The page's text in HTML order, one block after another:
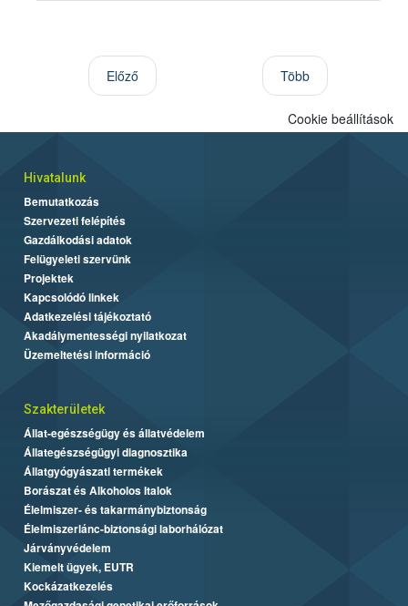
Előző Több
Cookie beállítások
Hivatalunk
Bemutatkozás
Szervezeti felépítés
Gazdálkodási adatok
Felügyeleti szervünk
Projektek
Kapcsolódó linkek
Adatkezelési tájékoztató
Akadálymentességi nyilatkozat
Üzemeltetési információ
Szakterületek
Állat-egészségügy és állatvédelem
Állategészségügyi diagnosztika
Állatgyógyászati termékek
Borászat és Alkoholos Italok
Élelmiszer- és takarmánybiztonság
Élelmiszerlánc-biztonsági laborhálózat
Járványvédelem
Kiemelt ügyek, EUTR
Kockázatkezelés